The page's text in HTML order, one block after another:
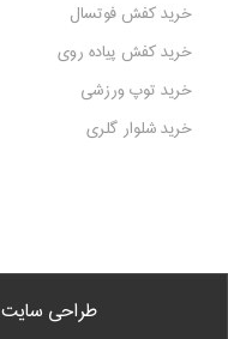
خرید کفش فوتسال
خرید کفش پیاده روی
خرید توپ ورزشی
خرید شلوار گلری
طراحی سایت